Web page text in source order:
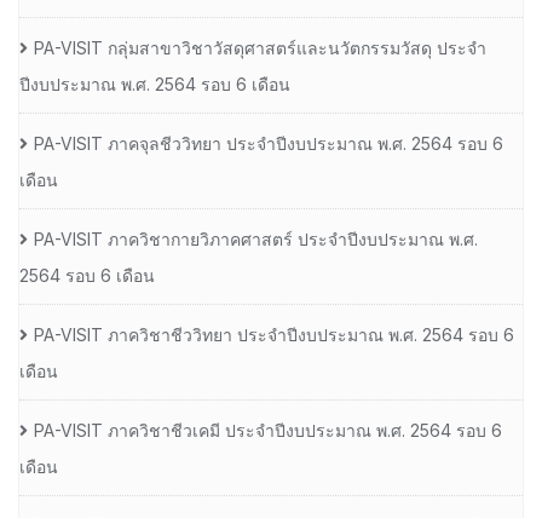
PA-VISIT กลุ่มสาขาวิชาวัสดุศาสตร์และนวัตกรรมวัสดุ ประจำ
ปีงบประมาณ พ.ศ. 2564 รอบ 6 เดือน
PA-VISIT ภาคจุลชีววิทยา ประจำปีงบประมาณ พ.ศ. 2564 รอบ 6
เดือน
PA-VISIT ภาควิชากายวิภาคศาสตร์ ประจำปีงบประมาณ พ.ศ.
2564 รอบ 6 เดือน
PA-VISIT ภาควิชาชีววิทยา ประจำปีงบประมาณ พ.ศ. 2564 รอบ 6
เดือน
PA-VISIT ภาควิชาชีวเคมี ประจำปีงบประมาณ พ.ศ. 2564 รอบ 6
เดือน